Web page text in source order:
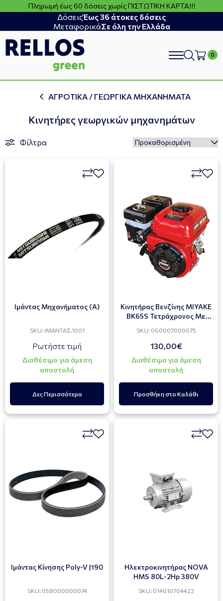
Πληρωμή έως 60 δόσεις χωρίς ΠΙΣΤΩΤΙΚΗ ΚΑΡΤΑ!!!
ΔόσειςΈως 36 άτοκες δόσεις
ΜεταφορικάΣε όλη την Ελλάδα
search
ΑΓΡΟΤΙΚΑ / ΓΕΩΡΓΙΚΑ ΜΗΧΑΝΗΜΑΤΑ
Κινητήρες γεωργικών μηχανημάτων
Φίλτρα
Ιμάντας Μηχανήματος (Α)
SKU: ΙΜΑΝΤΑΣ.1001
Ρωτήστε τιμή
Διαθέσιμο για άμεση
αποστολή
Δες Περισσότερα
Κινητήρας Βενζίνης MIYAKE
ΒΚ65S Τετράχρονος Με
SKU: 060007000075
130,00€
Διαθέσιμο για άμεση
αποστολή
Προσθήκη στο Καλάθι
Ιμάντας Κίνησης Poly-V J190
SKU: 058000000074
Ηλεκτροκινητήρας NOVA
HMS 80L-2Hp 380V
SKU: 014610704422